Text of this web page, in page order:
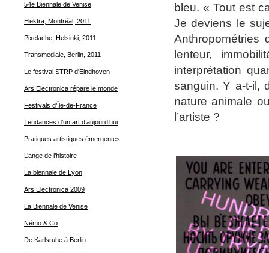
54e Biennale de Venise
Elektra, Montréal, 2011
Pixelache, Helsinki, 2011
Transmediale, Berlin, 2011
Le festival STRP d'Eindhoven
Ars Electronica répare le monde
Festivals d’Île-de-France
Tendances d’un art d’aujourd’hui
Pratiques artistiques émergentes
L’ange de l’histoire
La biennale de Lyon
Ars Electronica 2009
La Biennale de Venise
Némo & Co
De Karlsruhe à Berlin
bleu. « Tout est
Je deviens le
Anthropométries
lenteur,
interprétation
sanguin. Y a-t-il,
nature animale
l’artiste ?